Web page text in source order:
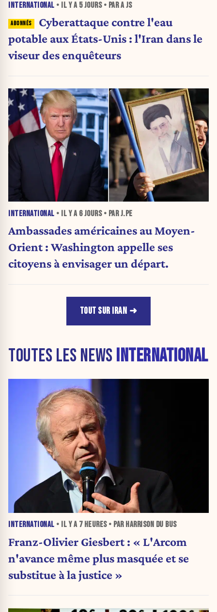
INTERNATIONAL • IL Y A 5 JOURS• PAR A JS
Cyberattaque contre l'eau
potable aux États-Unis : l'Iran dans le
viseur des enquêteurs
INTERNATIONAL • IL Y A 6 JOURS• PAR J.PE
Ambassades américaines au Moyen-
Orient : Washington appelle ses
citoyens à envisager un départ.
TOUT SUR IRAN
TOUTES LES NEWS INTERNATIONAL
INTERNATIONAL • IL Y A 7 HEURES• PAR HARRISON DU BUS
Franz-Olivier Giesbert : « L'Arcom
n'avance même plus masquée et se
substitue à la justice »